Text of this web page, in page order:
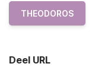
THEODOROS
Deel URL